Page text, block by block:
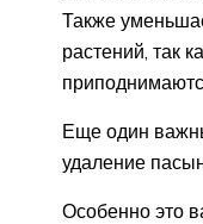
Также
растений, так
Еще один
удаление
Особенно это